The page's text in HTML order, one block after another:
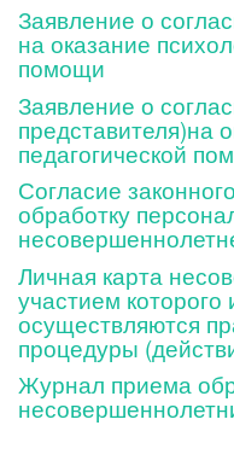
Заявление о
на оказание
помощи
Заявление о
представителя)на
педагогической
Согласие
обработку
Личная карта
участием которого
осуществляются
процедуры
Журнал приема